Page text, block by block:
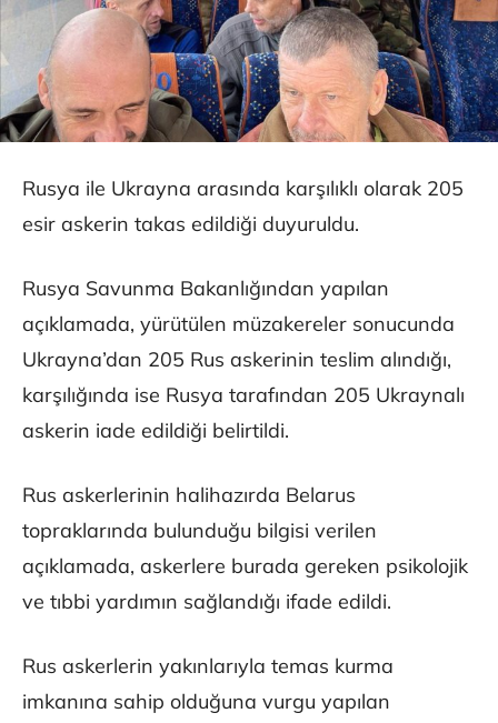
Rusya ile Ukrayna arasında karşılıklı olarak 205
esir askerin takas edildiği duyuruldu.
Rusya Savunma Bakanlığından yapılan
açıklamada, yürütülen müzakereler sonucunda
Ukrayna’dan 205 Rus askerinin teslim alındığı,
karşılığında ise Rusya tarafından 205 Ukraynalı
askerin iade edildiği belirtildi.
Rus askerlerinin halihazırda Belarus
topraklarında bulunduğu bilgisi verilen
açıklamada, askerlere burada gereken psikolojik
ve tıbbi yardımın sağlandığı ifade edildi.
Rus askerlerin yakınlarıyla temas kurma
imkanına sahip olduğuna vurgu yapılan